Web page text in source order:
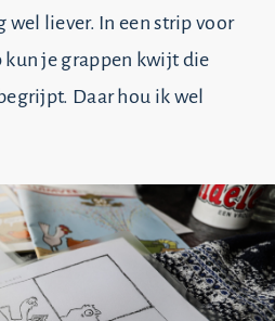
wel liever. In een strip voor
je grappen kwijt die
Daar hou ik wel